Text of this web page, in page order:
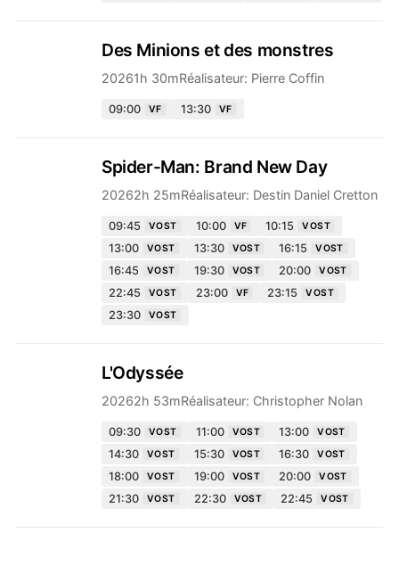
Des Minions et des monstres
20261h 30mRéalisateur: Pierre Coffin
09:00 VF 13:30 VF
Spider-Man: Brand New Day
20262h 25mRéalisateur: Destin Daniel Cretton
09:45 VOST 10:00 VF 10:15 VOST
13:00 VOST 13:30 VOST 16:15 VOST
16:45 VOST 19:30 VOST 20:00 VOST
22:45 VOST 23:00 VF 23:15 VOST
23:30 VOST
L'Odyssée
20262h 53mRéalisateur: Christopher Nolan
09:30 VOST 11:00 VOST 13:00 VOST
14:30 VOST 15:30 VOST 16:30 VOST
18:00 VOST 19:00 VOST 20:00 VOST
21:30 VOST 22:30 VOST 22:45 VOST